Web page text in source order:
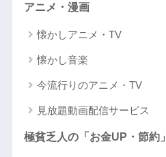
アニメ・漫画
懐かしアニメ・TV
懐かし音楽
今流行りのアニメ・TV
見放題動画配信サービス
極貧乏人の「お金UP・節約」